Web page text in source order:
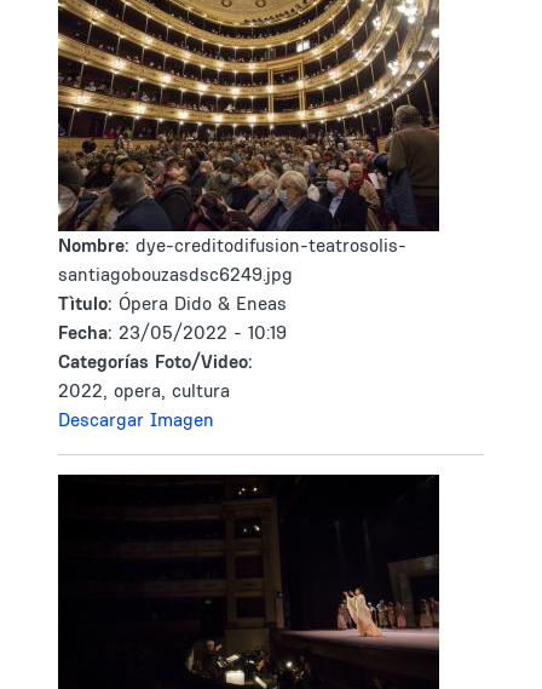
Nombre: dye-creditodifusion-teatrosolis-
santiagobouzasdsc6249.jpg
Tìtulo: Ópera Dido & Eneas
Fecha: 23/05/2022 - 10:19
Categorías Foto/Video:
2022, opera, cultura
Descargar Imagen